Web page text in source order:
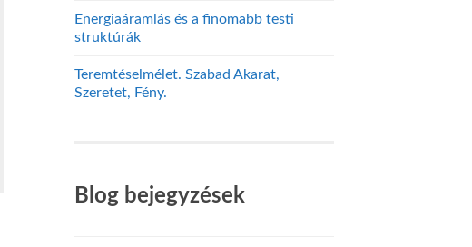
Energiaáramlás és a finomabb testi
struktúrák
Teremtéselmélet. Szabad Akarat,
Szeretet, Fény.
Blog bejegyzések